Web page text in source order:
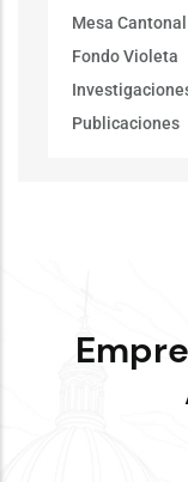
Mesa Cantonal
Fondo Violeta
Publicaciones